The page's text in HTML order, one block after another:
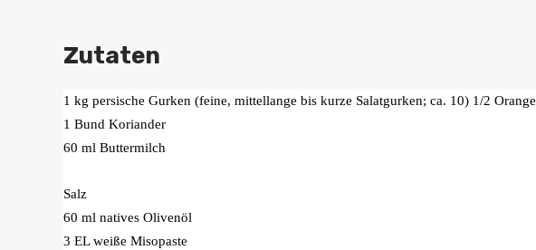
Zutaten
1 kg persische Gurken (feine, mittellange bis kurze Salatgurken; ca. 10) 1/2 Orange
1 Bund Koriander
60 ml Buttermilch
Salz
60 ml natives Olivenöl
3 EL weiße Misopaste